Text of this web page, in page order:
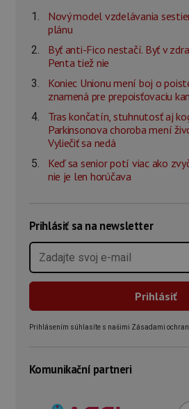
Nový model vzdelávania
plánu
Byť anti-Fico nestačí. Byť v
Penta tiež nie
Koniec Unionu mení boj o
znamená pre prepoisťovaciu
Tras končatín, stuhnutosť aj
Parkinsonova choroba mení
Vyliečiť sa nedá
Keď sa senior potí viac ako
nie je len horúčava
Prihlásiť sa na newsletter
Prihlásením súhlasíte s našimi Zásadami
Komunikační partneri